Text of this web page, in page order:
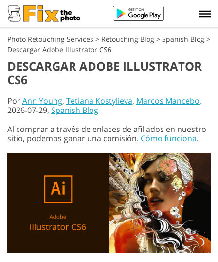
Photo Retouching Services > Retouching Blog > Spanish Blog >
Descargar Adobe Illustrator CS6
DESCARGAR ADOBE ILLUSTRATOR
CS6
PorAnn Young, Tetiana Kostylieva, Marcos Mancebo,
2026-07-29, Spanish Blog
Al comprar a través de enlaces de afiliados en nuestro
sitio, podemos ganar una comisión. Cómo funciona.